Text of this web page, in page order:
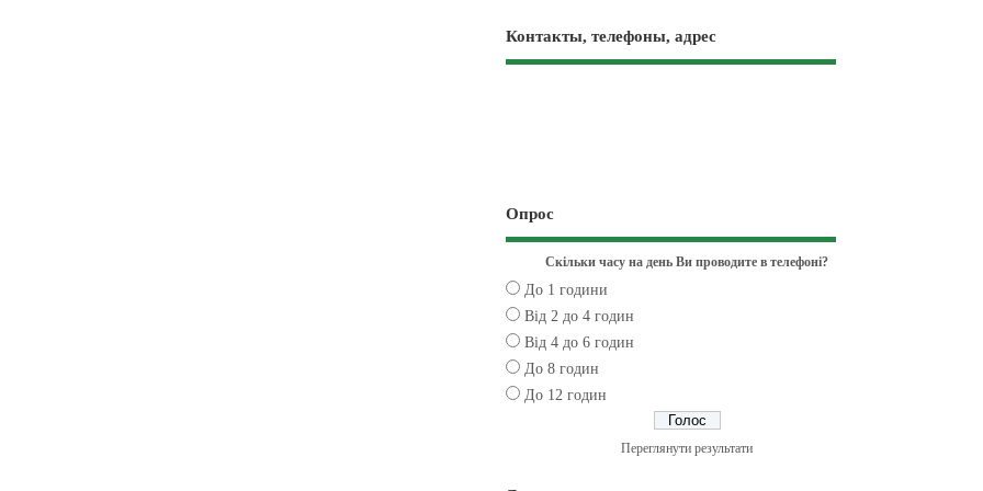
Контакты, телефоны, адрес
Опрос
Скільки часу на день Ви проводите в телефоні?
До 1 години
Від 2 до 4 годин
Від 4 до 6 годин
До 8 годин
До 12 годин
Переглянути результати